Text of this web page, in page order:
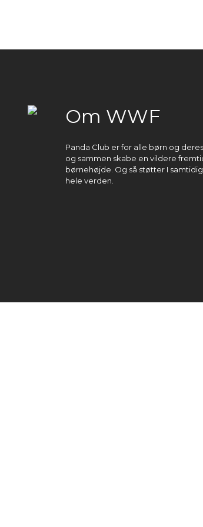
Om WWF
Panda Club er for alle børn og
og sammen skabe en vildere
børnehøjde. Og så støtter I
hele verden.